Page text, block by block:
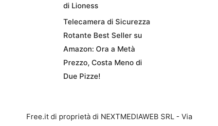
di Lioness
Telecamera di Sicurezza
Rotante Best Seller su
Amazon: Ora a Metà
Prezzo, Costa Meno di
Due Pizze!
Free.it di proprietà di NEXTMEDIAWEB SRL - Via